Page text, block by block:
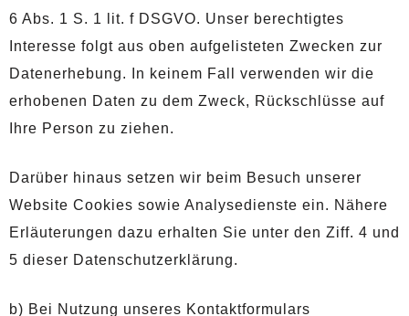
6 Abs. 1 S. 1 lit. f DSGVO. Unser berechtigtes
Interesse folgt aus oben aufgelisteten Zwecken zur
Datenerhebung. In keinem Fall verwenden wir die
erhobenen Daten zu dem Zweck, Rückschlüsse auf
Ihre Person zu ziehen.
Darüber hinaus setzen wir beim Besuch unserer
Website Cookies sowie Analysedienste ein. Nähere
Erläuterungen dazu erhalten Sie unter den Ziff. 4 und
5 dieser Datenschutzerklärung.
b) Bei Nutzung unseres Kontaktformulars